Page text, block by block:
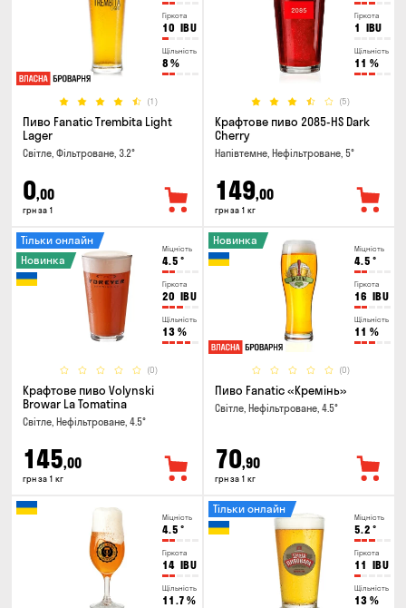
Гіркота
10 IBU
Щільність
8 %
(1)
Пиво Fanatic Trembita Light
Lager
Світле, Фільтроване, 3.2°
0,00
грн за 1
Гіркота
1 IBU
Щільність
11 %
(5)
Крафтове пиво 2085-HS Dark
Cherry
Напівтемне, Нефільтроване, 5°
149,00
грн за 1 кг
Міцність
4.5 °
Гіркота
20 IBU
Щільність
13 %
(0)
Тільки онлайн
Новинка
Крафтове пиво Volynski
Browar La Tomatina
Світле, Нефільтроване, 4.5°
145,00
грн за 1 кг
Міцність
4.5 °
Гіркота
16 IBU
Щільність
11 %
(0)
Новинка
Пиво Fanatic «Кремінь»
Світле, Нефільтроване, 4.5°
70,90
грн за 1 кг
Міцність
4.5 °
Гіркота
14 IBU
Щільність
11.7 %
Міцність
5.2 °
Гіркота
11 IBU
Щільність
13 %
Тільки онлайн